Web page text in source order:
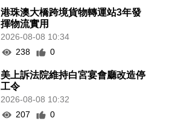
港珠澳大橋跨境貨物轉運站3年發
揮物流實用
2026-08-08 10:34
238
0
美上訴法院維持白宮宴會廳改造停
工令
2026-08-08 10:32
207
0